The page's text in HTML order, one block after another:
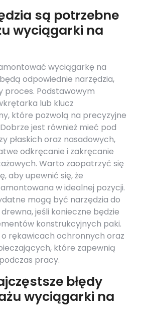
są potrzebne
wyciągarki na
wyciągarkę na
odpowiednie narzędzia,
proces. Podstawowym
lub klucz
które pozwolą na precyzyjne
jest również mieć pod
płaskich oraz nasadowych,
odkręcanie i zakręcanie
Warto zaopatrzyć się
aby upewnić się, że
w idealnej pozycji.
mogą być narzędzia do
jeśli konieczne będzie
konstrukcyjnych paki.
o rękawicach ochronnych oraz
które zapewnią
pracy.
błędy
wyciągarki na